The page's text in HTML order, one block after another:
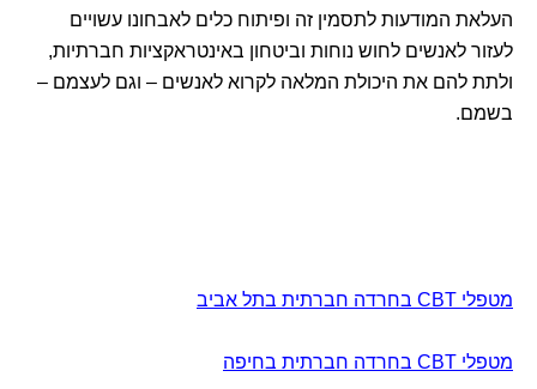
העלאת המודעות לתסמין זה ופיתוח כלים לאבחונו עשויים
לעזור לאנשים לחוש נוחות וביטחון באינטראקציות חברתיות,
ולתת להם את היכולת המלאה לקרוא לאנשים – וגם לעצמם –
בשמם.
מטפלי CBT בחרדה חברתית בתל אביב
מטפלי CBT בחרדה חברתית בחיפה